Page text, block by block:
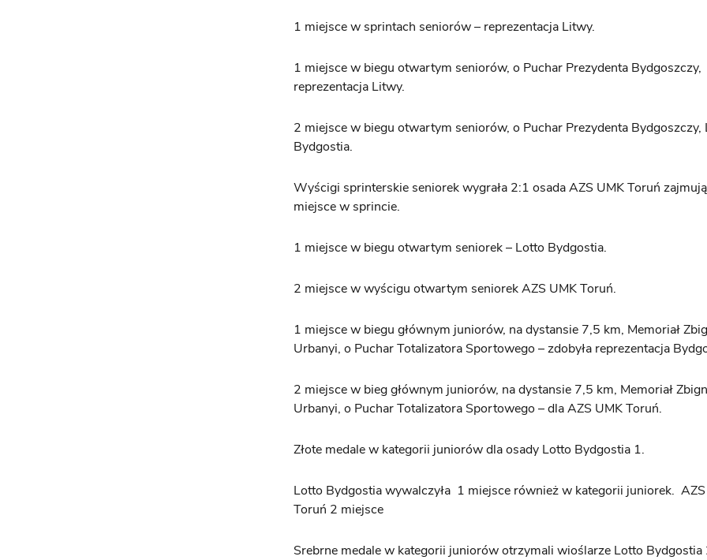
1 miejsce w sprintach seniorów – reprezentacja Litwy.
1 miejsce w biegu otwartym seniorów, o Puchar Prezydenta Bydgoszczy,
reprezentacja Litwy.
2 miejsce w biegu otwartym seniorów, o Puchar Prezydenta Bydgoszczy,
Bydgostia.
Wyścigi sprinterskie seniorek wygrała 2:1 osada AZS UMK Toruń
miejsce w sprincie.
1 miejsce w biegu otwartym seniorek – Lotto Bydgostia.
2 miejsce w wyścigu otwartym seniorek AZS UMK Toruń.
1 miejsce w biegu głównym juniorów, na dystansie 7,5 km, Memoriał
Urbanyi, o Puchar Totalizatora Sportowego – zdobyła reprezentacja
2 miejsce w bieg głównym juniorów, na dystansie 7,5 km, Memoriał
Urbanyi, o Puchar Totalizatora Sportowego – dla AZS UMK Toruń.
Złote medale w kategorii juniorów dla osady Lotto Bydgostia 1.
Lotto Bydgostia wywalczyła 1 miejsce również w kategorii juniorek.
Toruń 2 miejsce
Srebrne medale w kategorii juniorów otrzymali wioślarze Lotto Bydgostia